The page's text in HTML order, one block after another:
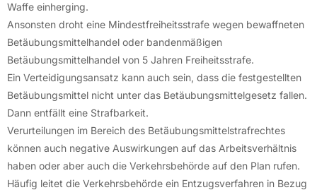
Waffe einherging.
Ansonsten droht eine Mindestfreiheitsstrafe wegen bewaffneten
Betäubungsmittelhandel oder bandenmäßigen
Betäubungsmittelhandel von 5 Jahren Freiheitsstrafe.
Ein Verteidigungsansatz kann auch sein, dass die festgestellten
Betäubungsmittel nicht unter das Betäubungsmittelgesetz fallen.
Dann entfällt eine Strafbarkeit.
Verurteilungen im Bereich des Betäubungsmittelstrafrechtes
können auch negative Auswirkungen auf das Arbeitsverhältnis
haben oder aber auch die Verkehrsbehörde auf den Plan rufen.
Häufig leitet die Verkehrsbehörde ein Entzugsverfahren in Bezug